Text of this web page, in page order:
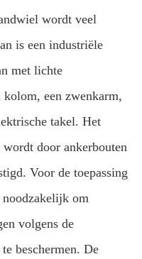
wordt veel
is een industriële
met lichte
een zwenkarm,
takel. Het
door ankerbouten
Voor de toepassing
om
volgens de
beschermen. De